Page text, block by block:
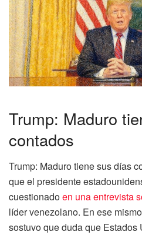
Trump: Maduro
contados
Trump: Maduro tiene sus días
que el presidente
cuestionadoen una entrevista
líder venezolano. En ese
sostuvo que duda que Estados